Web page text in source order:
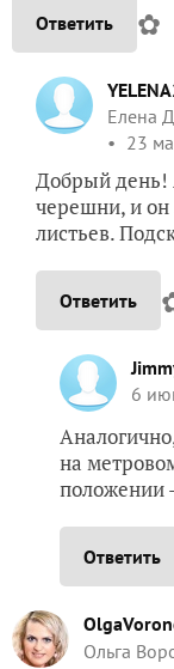
Ответить ✿
Елена
23
Добрый день!
черешни, и он
листьев.
Ответить
6
на
положении
Ответить
Ольга